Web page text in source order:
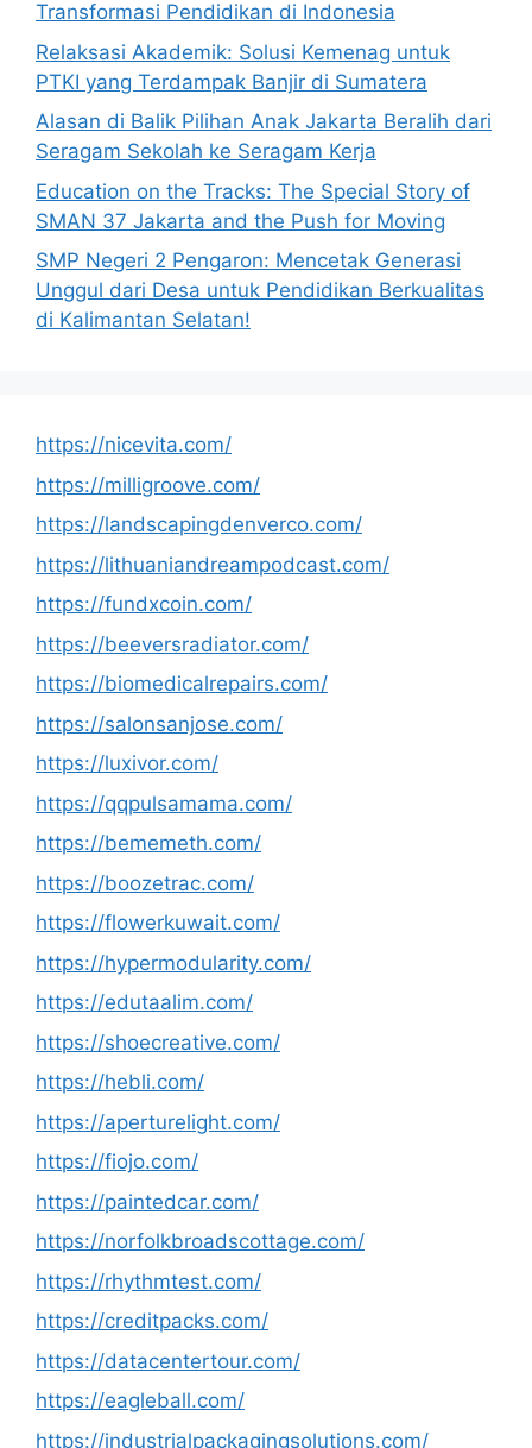
Transformasi Pendidikan di Indonesia
Relaksasi Akademik: Solusi Kemenag untuk
PTKI yang Terdampak Banjir di Sumatera
Alasan di Balik Pilihan Anak Jakarta Beralih dari
Seragam Sekolah ke Seragam Kerja
Education on the Tracks: The Special Story of
SMAN 37 Jakarta and the Push for Moving
SMP Negeri 2 Pengaron: Mencetak Generasi
Unggul dari Desa untuk Pendidikan Berkualitas
di Kalimantan Selatan!
https://nicevita.com/
https://milligroove.com/
https://landscapingdenverco.com/
https://lithuaniandreampodcast.com/
https://fundxcoin.com/
https://beeversradiator.com/
https://biomedicalrepairs.com/
https://salonsanjose.com/
https://luxivor.com/
https://qqpulsamama.com/
https://bememeth.com/
https://boozetrac.com/
https://flowerkuwait.com/
https://hypermodularity.com/
https://edutaalim.com/
https://shoecreative.com/
https://hebli.com/
https://aperturelight.com/
https://fiojo.com/
https://paintedcar.com/
https://norfolkbroadscottage.com/
https://rhythmtest.com/
https://creditpacks.com/
https://datacentertour.com/
https://eagleball.com/
https://industrialpackagingsolutions.com/